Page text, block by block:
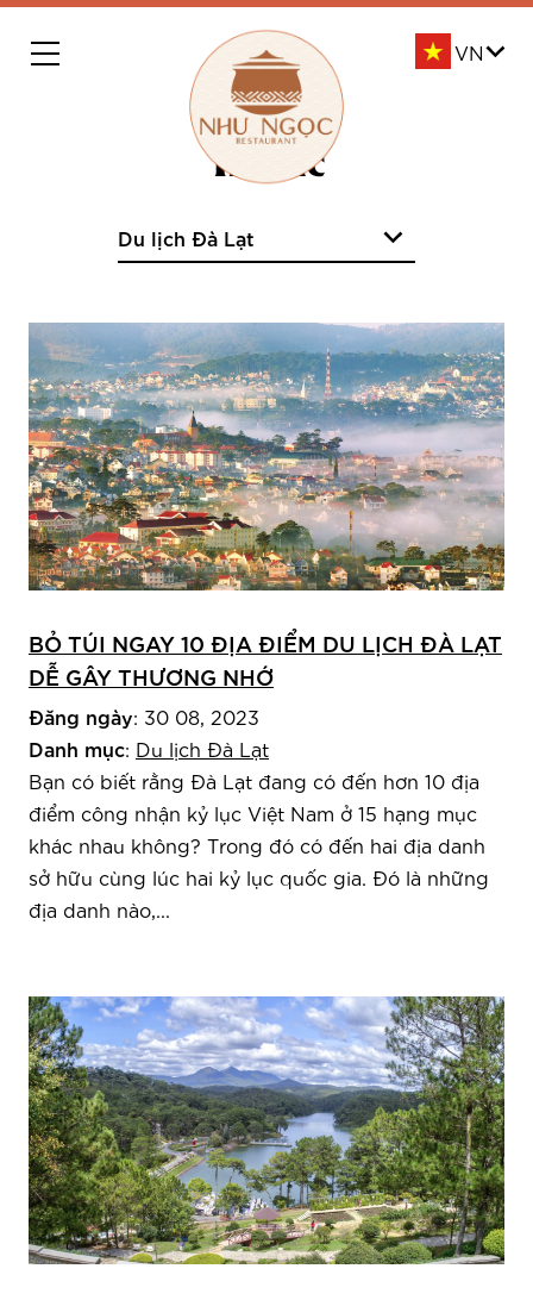
Tin tức
BỎ TÚI NGAY 10 ĐỊA ĐIỂM DU LỊCH ĐÀ LẠT
DỄ GÂY THƯƠNG NHỚ
Đăng ngày: 30 08, 2023
Danh mục: Du lịch Đà Lạt
Bạn có biết rằng Đà Lạt đang có đến hơn 10 địa
điểm công nhận kỷ lục Việt Nam ở 15 hạng mục
khác nhau không? Trong đó có đến hai địa danh
sở hữu cùng lúc hai kỷ lục quốc gia. Đó là những
địa danh nào,...